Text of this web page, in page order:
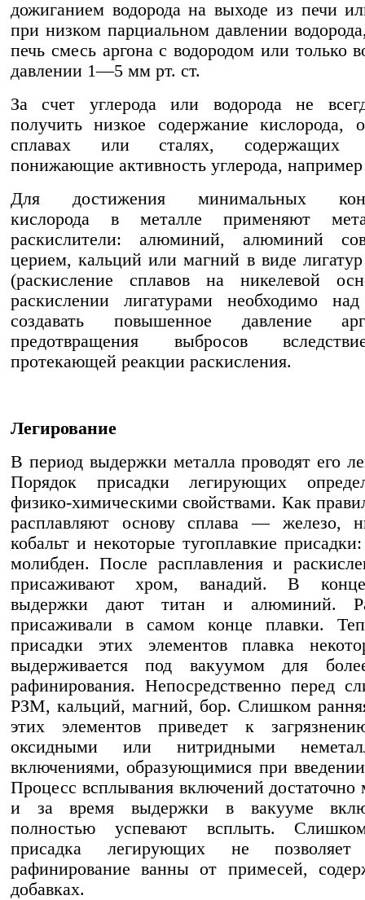
дожиганием водорода на выходе из печи
при низком парциальном давлении
печь смесь аргона с водородом или только
давлении 1—5 мм рт. ст.
За счет углерода или водорода не
получить низкое содержание кислорода,
сплавах или сталях, содержащих
понижающие активность углерода,
Для достижения минимальных
кислорода в металле применяют
раскислители: алюминий, алюминий
церием, кальций или магний в виде
(раскисление сплавов на никелевой
раскислении лигатурами необходимо
создавать повышенное давление
предотвращения выбросов
протекающей реакции раскисления.
Легирование
В период выдержки металла проводят его
Порядок присадки легирующих
физико-химическими свойствами. Как
расплавляют основу сплава — железо,
кобальт и некоторые тугоплавкие
молибден. После расплавления и
присаживают хром, ванадий. В
выдержки дают титан и алюминий.
присаживали в самом конце плавки.
присадки этих элементов плавка
выдерживается под вакуумом для
рафинирования. Непосредственно перед
РЗМ, кальций, магний, бор. Слишком
этих элементов приведет к
оксидными или нитридными
включениями, образующимися при
Процесс всплывания включений достаточно
и за время выдержки в вакууме
полностью успевают всплыть.
присадка легирующих не позволяет
рафинирование ванны от примесей,
добавках.